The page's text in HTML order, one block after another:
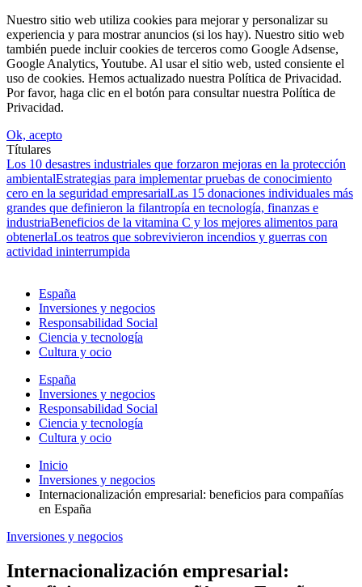
Nuestro sitio web utiliza cookies para mejorar y personalizar su
experiencia y para mostrar anuncios (si los hay). Nuestro sitio web
también puede incluir cookies de terceros como Google Adsense,
Google Analytics, Youtube. Al usar el sitio web, usted consiente el
uso de cookies. Hemos actualizado nuestra Política de Privacidad.
Por favor, haga clic en el botón para consultar nuestra Política de
Privacidad.
Ok, acepto
Títulares
Los 10 desastres industriales que forzaron mejoras en la protección
ambientalEstrategias para implementar pruebas de conocimiento
cero en la seguridad empresarialLas 15 donaciones individuales más
grandes que definieron la filantropía en tecnología, finanzas e
industriaBeneficios de la vitamina C y los mejores alimentos para
obtenerlaLos teatros que sobrevivieron incendios y guerras con
actividad ininterrumpida
España
Inversiones y negocios
Responsabilidad Social
Ciencia y tecnología
Cultura y ocio
España
Inversiones y negocios
Responsabilidad Social
Ciencia y tecnología
Cultura y ocio
Inicio
Inversiones y negocios
Internacionalización empresarial: beneficios para compañías
en España
Inversiones y negocios
Internacionalización empresarial: